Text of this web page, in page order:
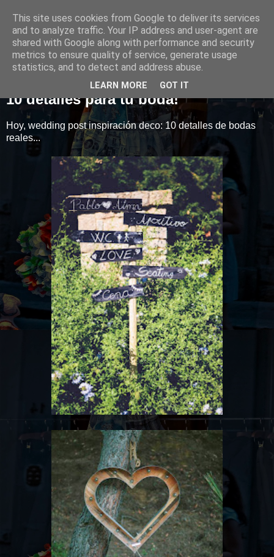
Style&Love
22 enero 2014
10 detalles para tu boda!
Hoy, wedding post inspiración deco: 10 detalles de bodas
reales...
This site uses cookies from Google to deliver its services
and to analyze traffic. Your IP address and user-agent are
shared with Google along with performance and security
metrics to ensure quality of service, generate usage
statistics, and to detect and address abuse.
LEARN MORE GOT IT